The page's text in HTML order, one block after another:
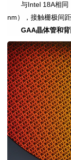
与Intel 18A相同
nm），接触栅极间
GAA晶体管和